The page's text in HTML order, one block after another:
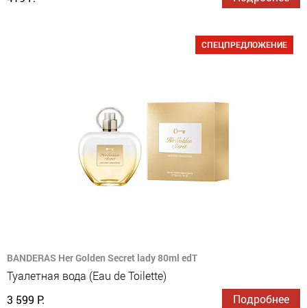
СПЕЦПРЕДЛОЖЕНИЕ
BANDERAS Her Golden Secret lady 80ml edT
Туалетная вода (Eau de Toilette)
3 599 Р.
Подробнее